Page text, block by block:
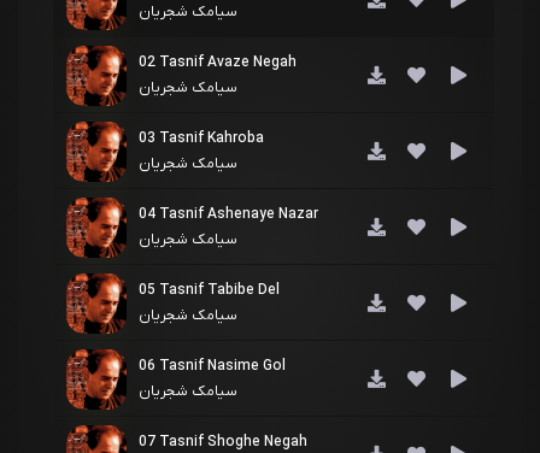
سیامک شجریان
02 Tasnif Avaze Negah
سیامک شجریان
03 Tasnif Kahroba
سیامک شجریان
04 Tasnif Ashenaye Nazar
سیامک شجریان
05 Tasnif Tabibe Del
سیامک شجریان
06 Tasnif Nasime Gol
سیامک شجریان
07 Tasnif Shoghe Negah